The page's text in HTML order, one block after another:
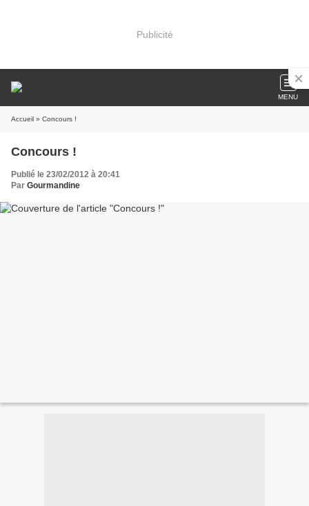
Publicité
MENU
Accueil » Concours !
Concours !
Publié le 23/02/2012 à 20:41
Par Gourmandine